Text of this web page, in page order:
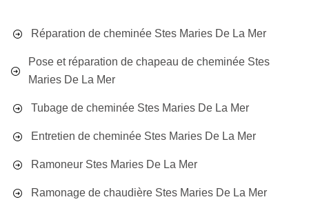
Réparation de cheminée Stes Maries De La Mer
Pose et réparation de chapeau de cheminée Stes
Maries De La Mer
Tubage de cheminée Stes Maries De La Mer
Entretien de cheminée Stes Maries De La Mer
Ramoneur Stes Maries De La Mer
Ramonage de chaudière Stes Maries De La Mer